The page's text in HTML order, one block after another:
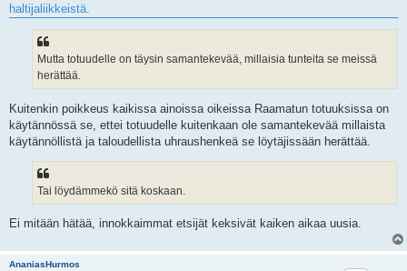
haltijaliikkeistä.
Mutta totuudelle on täysin samantekevää, millaisia tunteita se meissä
herättää.
Kuitenkin poikkeus kaikissa ainoissa oikeissa Raamatun totuuksissa on
käytännössä se, ettei totuudelle kuitenkaan ole samantekevää millaista
käytännöllistä ja taloudellista uhraushenkeä se löytäjissään herättää.
Tai löydämmekö sitä koskaan.
Ei mitään hätää, innokkaimmat etsijät keksivät kaiken aikaa uusia.
AnaniasHurmos